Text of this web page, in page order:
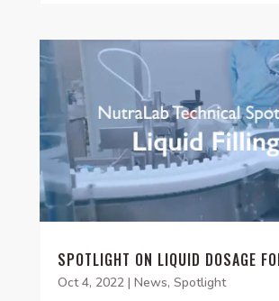
SPOTLIGHT ON LIQUID DOSAGE
Oct 4, 2022| News, Spotlight